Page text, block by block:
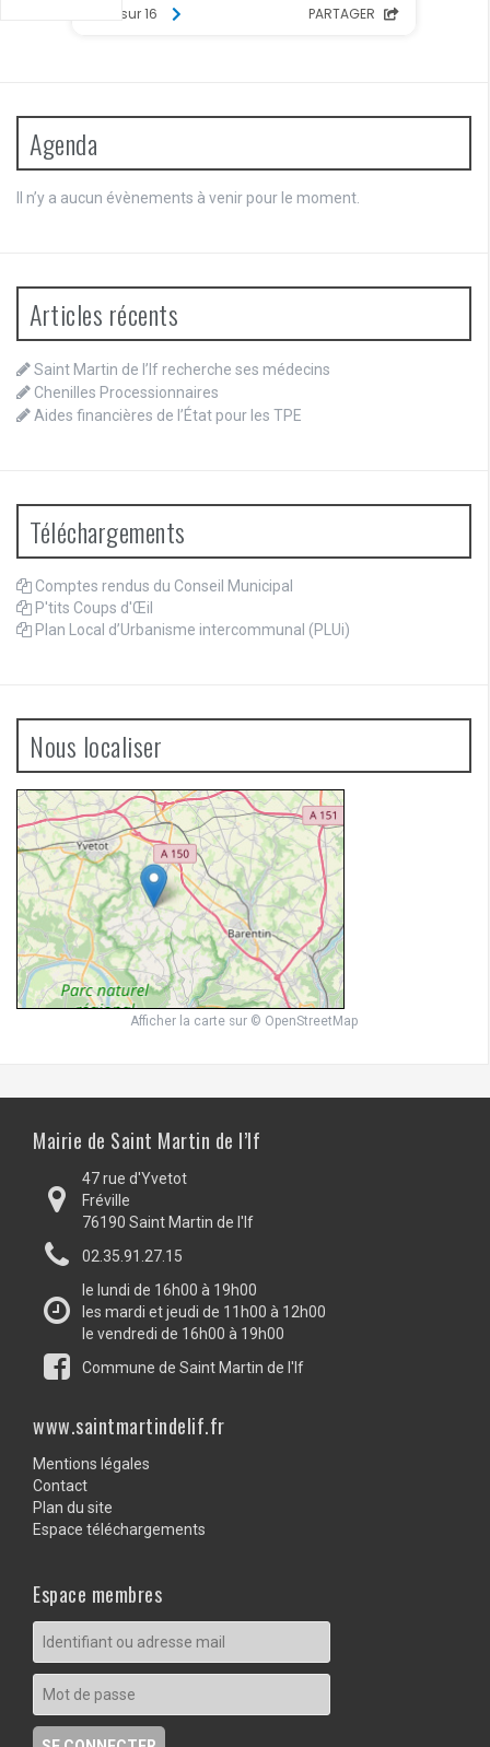
Agenda
Il n’y a aucun évènements à venir pour le moment.
Articles récents
Saint Martin de l’If recherche ses médecins
Chenilles Processionnaires
Aides financières de l’État pour les TPE
Téléchargements
Comptes rendus du Conseil Municipal
P'tits Coups d'Œil
Plan Local d’Urbanisme intercommunal (PLUi)
Nous localiser
Afficher la carte sur © OpenStreetMap
Mairie de Saint Martin de l’If
47 rue d'Yvetot
Fréville
76190 Saint Martin de l'If
02.35.91.27.15
le lundi de 16h00 à 19h00
les mardi et jeudi de 11h00 à 12h00
le vendredi de 16h00 à 19h00
Commune de Saint Martin de l'If
www.saintmartindelif.fr
Mentions légales
Contact
Plan du site
Espace téléchargements
Espace membres